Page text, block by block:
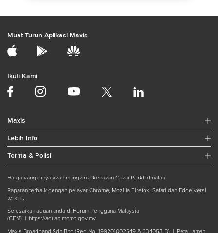
Muat Turun Aplikasi Maxis
Ikuti Kami
Maxis
Lebih Info
Terma & Polisi
Harga yang dinyatakan mungkin dikenakan Cukai Perkhidmatan
Paparan terbaik dengan pelayar Chrome, Mozilla Firefox, Safari dan Edge versi
terkini.
Selesaikan aduan anda di Forum Pengguna Malaysia
(CFM) | https://aduan.mcmc.gov.my
Maxis Broadband Sdn Bhd (Reg No. 199201002549 & 234053-D) | Peta Laman